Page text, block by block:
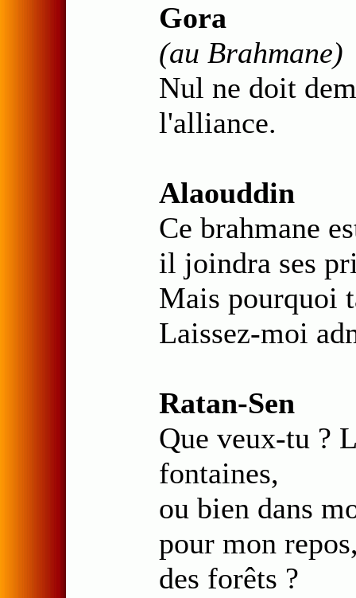
Gora
(au Brahmane)
Nul ne doit
l'alliance.
Alaouddin
Ce brahmane
il joindra ses
Mais pourquoi
Laissez-moi
Ratan-Sen
Que veux-tu ?
fontaines,
ou bien dans
pour mon
des forêts ?